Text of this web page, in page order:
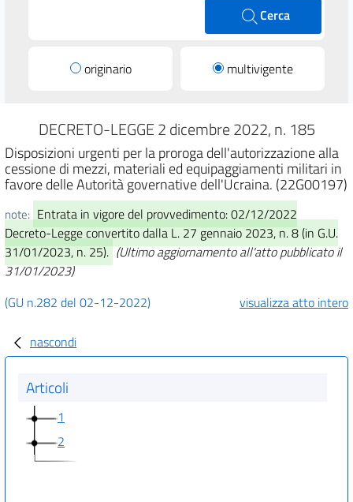
Cerca
originario multivigente
DECRETO-LEGGE 2 dicembre 2022, n. 185
Disposizioni urgenti per la proroga dell'autorizzazione alla
cessione di mezzi, materiali ed equipaggiamenti militari in
favore delle Autorità governative dell'Ucraina. (22G00197)
note: Entrata in vigore del provvedimento: 02/12/2022
Decreto-Legge convertito dalla L. 27 gennaio 2023, n. 8 (in G.U.
31/01/2023, n. 25). (Ultimo aggiornamento all'atto pubblicato il
31/01/2023)
(GU n.282 del 02-12-2022)
visualizza atto intero
nascondi
Articoli
1
2